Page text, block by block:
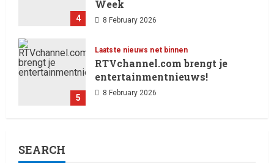
4
Week
8 February 2026
5
Laatste nieuws net binnen
RTVchannel.com brengt je
entertainmentnieuws!
8 February 2026
SEARCH